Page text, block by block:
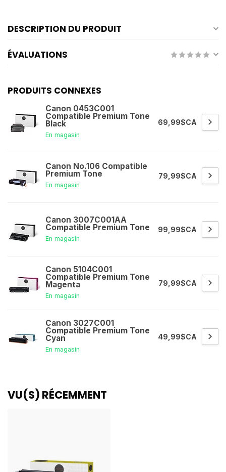
DESCRIPTION DU PRODUIT
ÉVALUATIONS
PRODUITS CONNEXES
Canon 0453C001
Compatible Premium Tone
Black
En magasin
69,99$CA
Canon No.106 Compatible
Premium Tone
En magasin
79,99$CA
Canon 3007C001AA
Compatible Premium Tone
En magasin
99,99$CA
Canon 5104C001
Compatible Premium Tone
Magenta
En magasin
79,99$CA
Canon 3027C001
Compatible Premium Tone
Cyan
En magasin
49,99$CA
VU(S) RÉCEMMENT